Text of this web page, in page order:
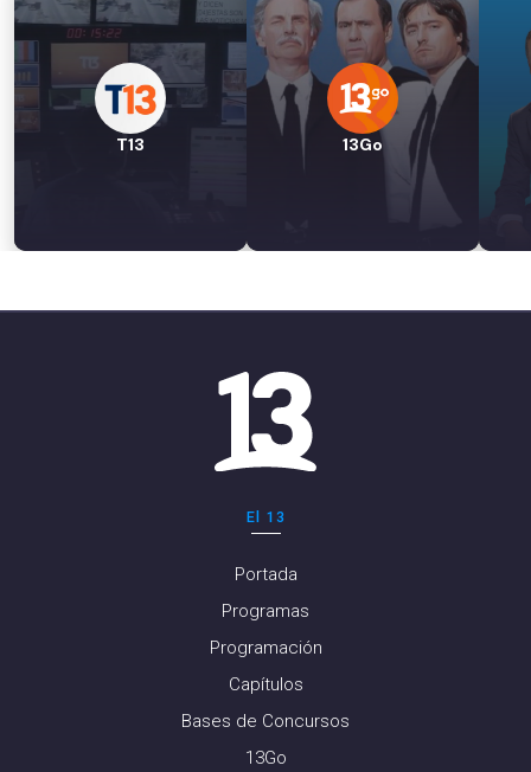
T13 13Go
El 13
Portada
Programas
Programación
Capítulos
Bases de Concursos
13Go